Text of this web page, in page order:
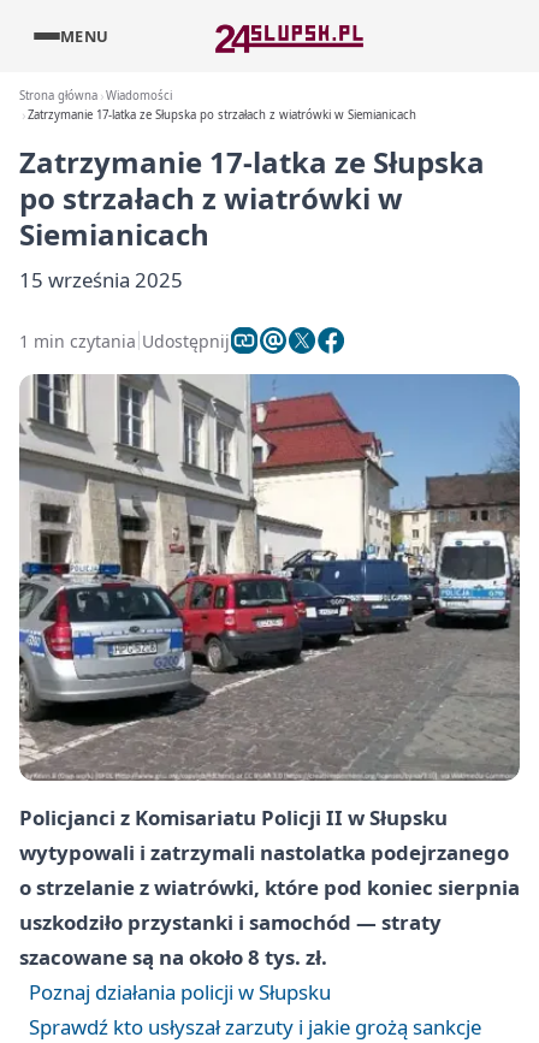
MENU
Strona główna Wiadomości
Zatrzymanie 17-latka ze Słupska po strzałach z wiatrówki w Siemianicach
Zatrzymanie 17-latka ze Słupska
po strzałach z wiatrówki w
Siemianicach
15 września 2025
1 min czytania Udostępnij
Policjanci z Komisariatu Policji II w Słupsku
wytypowali i zatrzymali nastolatka podejrzanego
o strzelanie z wiatrówki, które pod koniec sierpnia
uszkodziło przystanki i samochód — straty
szacowane są na około 8 tys. zł.
Poznaj działania policji w Słupsku
Sprawdź kto usłyszał zarzuty i jakie grożą sankcje